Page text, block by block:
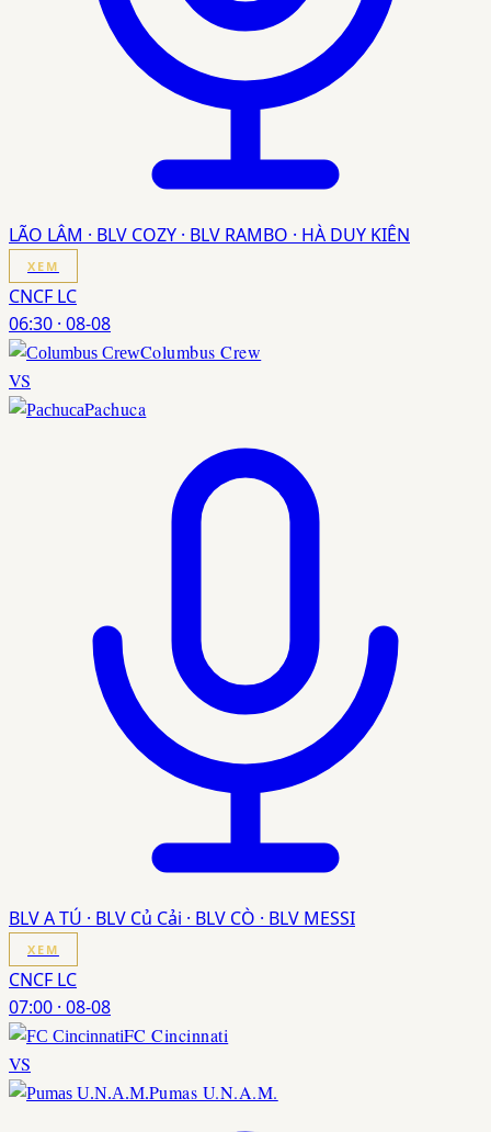
LÃO LÂM · BLV COZY · BLV RAMBO · HÀ DUY KIÊN
XEM
CNCF LC
06:30 · 08-08
Columbus Crew
VS
Pachuca
BLV A TÚ · BLV Củ Cải · BLV CÒ · BLV MESSI
XEM
CNCF LC
07:00 · 08-08
FC Cincinnati
VS
Pumas U.N.A.M.